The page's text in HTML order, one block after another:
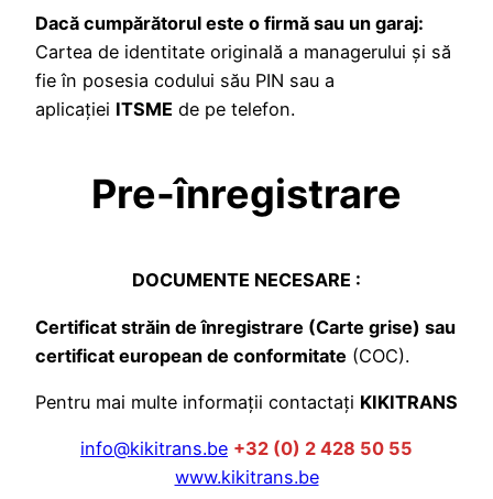
Dacă cumpărătorul este o firmă sau un garaj:
Cartea de identitate originală a managerului și să
fie în posesia codului său PIN sau a
aplicației ITSME de pe telefon.
Pre-înregistrare
DOCUMENTE NECESARE :
Certificat străin de înregistrare (Carte grise) sau
certificat european de conformitate (COC).
Pentru mai multe informații contactați KIKITRANS
info@kikitrans.be +32 (0) 2 428 50 55
www.kikitrans.be